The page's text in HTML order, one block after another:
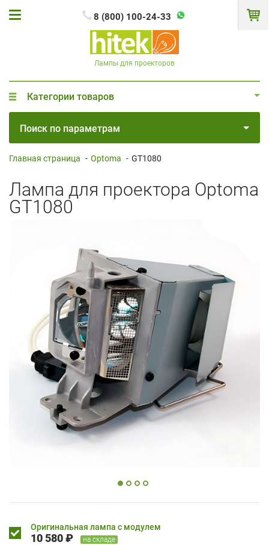
8 (800) 100-24-33
Лампы для проекторов
Категории товаров
Поиск по параметрам
Главная страница - Optoma - GT1080
Лампа для проектора Optoma
GT1080
Оригинальная лампа с модулем
10 580 ₽ на складе